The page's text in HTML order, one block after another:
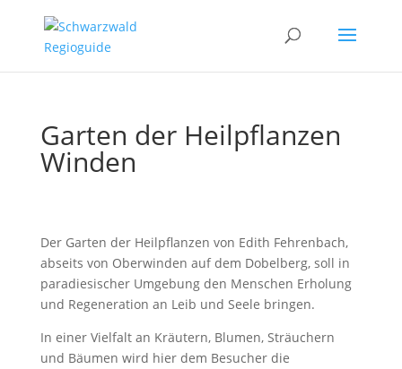
Garten der Heilpflanzen
Winden
Der Garten der Heilpflanzen von Edith Fehrenbach,
abseits von Oberwinden auf dem Dobelberg, soll in
paradiesischer Umgebung den Menschen Erholung
und Regeneration an Leib und Seele bringen.
In einer Vielfalt an Kräutern, Blumen, Sträuchern
und Bäumen wird hier dem Besucher die